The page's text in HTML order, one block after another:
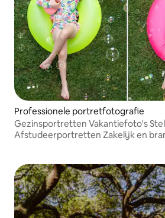
Professionele portretfotografie
Gezinsportretten Vakantiefoto's
Afstudeerportretten Zakelijk en